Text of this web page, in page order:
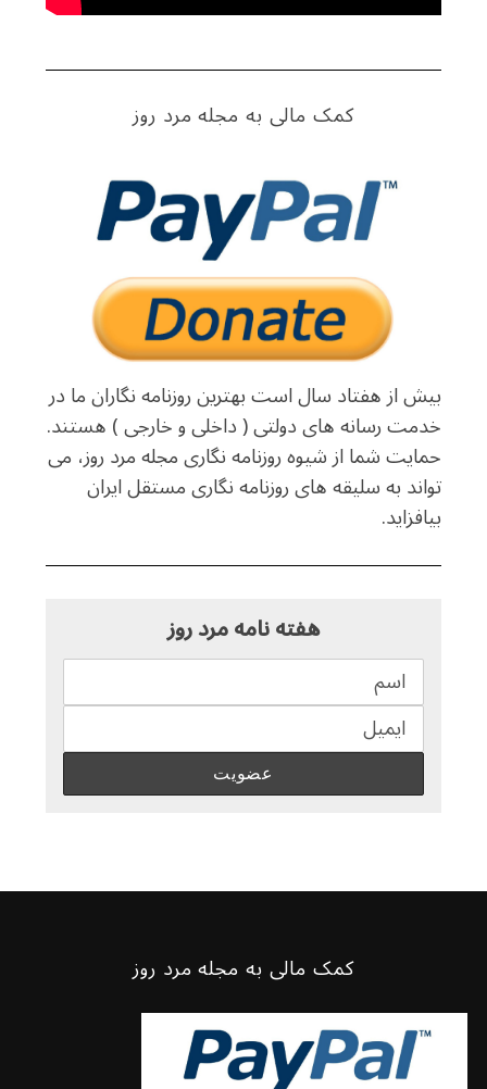
کمک مالی به مجله مرد روز
بیش از هفتاد سال است بهترین روزنامه نگاران ما در
خدمت رسانه های دولتی ( داخلی و خارجی ) هستند.
حمایت شما از شیوه روزنامه نگاری مجله مرد روز، می
تواند به سلیقه های روزنامه نگاری مستقل ایران
بیافزاید.
هفته نامه مرد روز
کمک مالی به مجله مرد روز